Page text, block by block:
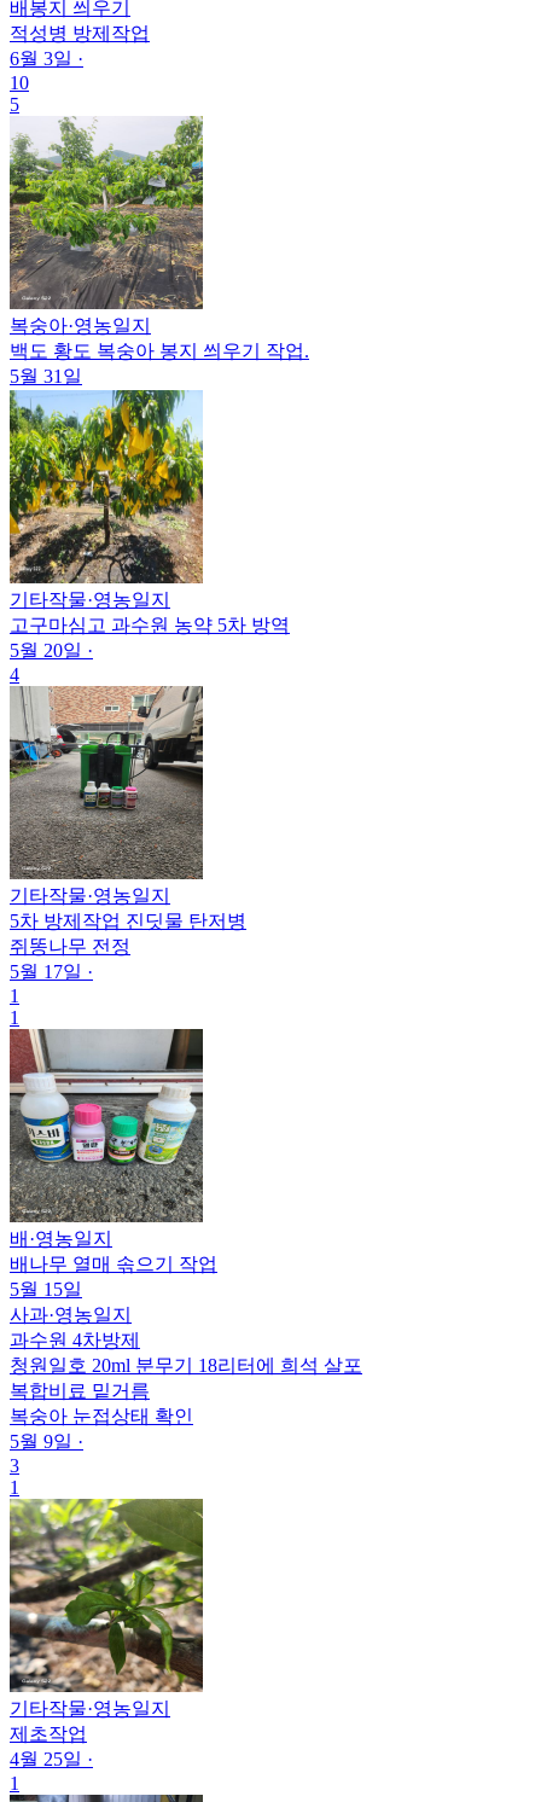
배봉지 씌우기
적성병 방제작업
6월 3일 ·
10
5
복숭아·영농일지
백도 황도 복숭아 봉지 씌우기 작업.
5월 31일
기타작물·영농일지
고구마심고 과수원 농약 5차 방역
5월 20일 ·
4
기타작물·영농일지
5차 방제작업 진딧물 탄저병
쥐똥나무 전정
5월 17일 ·
1
1
배 ·영농일지
배나무 열매 솎으기 작업
5월 15일
사과·영농일지
과수원 4차방제
청원일호 20ml 분무기 18리터에 희석 살포
복합비료 밑거름
복숭아 눈접상태 확인
5월 9일 ·
3
1
기타작물·영농일지
제초작업
4월 25일 ·
1